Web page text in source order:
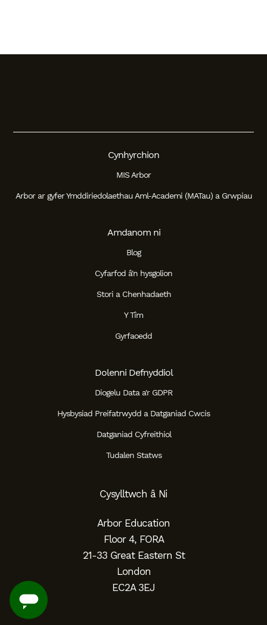
Cynhyrchion
MIS Arbor
Arbor ar gyfer Ymddiriedolaethau Aml-Academi (MATau) a Grwpiau
Amdanom ni
Blog
Cyfarfod â'n hysgolion
Stori a Chenhadaeth
Y Tîm
Gyrfaoedd
Dolenni Defnyddiol
Diogelu Data a'r GDPR
Hysbysiad Preifatrwydd a Datganiad Cwcis
Datganiad Cyfreithiol
Tudalen Statws
Cysylltwch â Ni
Arbor Education
Floor 4, FORA
21-33 Great Eastern St
London
EC2A 3EJ